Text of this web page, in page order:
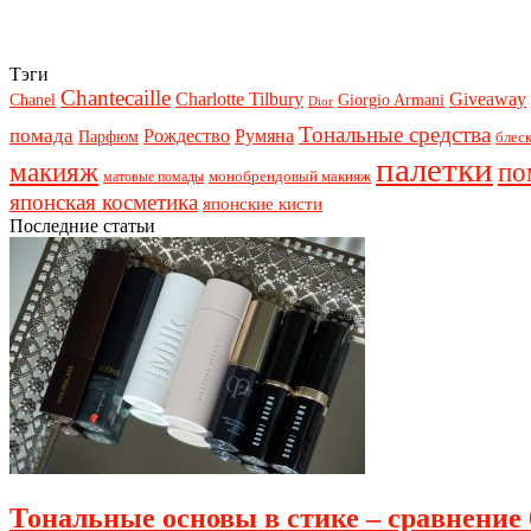
Тэги
Chanel Chantecaille Charlotte Tilbury Dior Giorgio Armani Giveaway
помада Парфюм Рождество Румяна Тональные средства
макияж матовые помады монобрендовый макияж палетки
японская косметика японские кисти
Последние статьи
Тональные основы в стике –